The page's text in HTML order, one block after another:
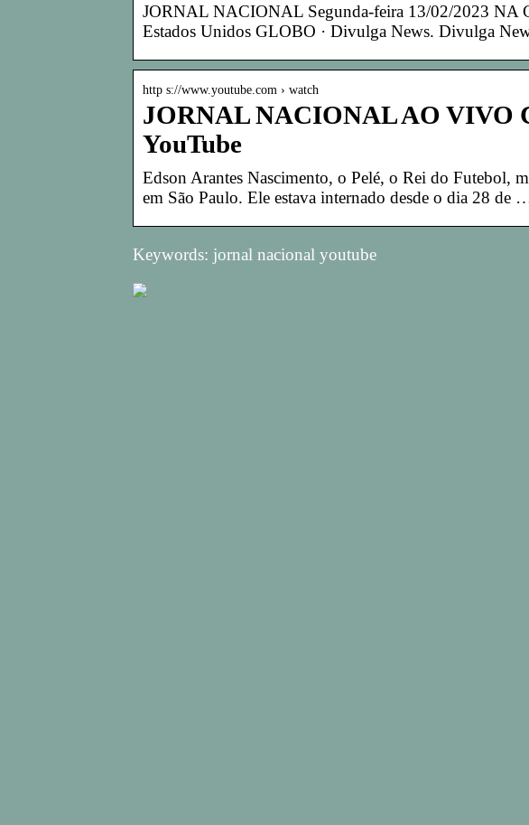
JORNAL NACIONAL Segunda-feira 13/02/2023 NA
Estados Unidos GLOBO · Divulga News. Divulga
http s://www.youtube.com › watch
JORNAL NACIONAL AO VIVO
YouTube
Edson Arantes Nascimento, o Pelé, o Rei do Futebol,
em São Paulo. Ele estava internado desde o dia 28 de
Keywords: jornal nacional youtube